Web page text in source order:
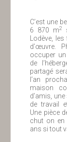
C’est une
6 870 m2
Lodève,
d’œuvre.
occuper un
de
partagé
l’an
maison
d’amis,
de travail
Une pièce
chut on en
ans si tout